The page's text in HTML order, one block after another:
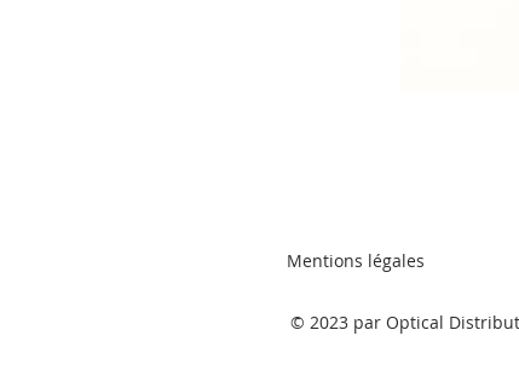
© 2023 par Optical
Mentions légales